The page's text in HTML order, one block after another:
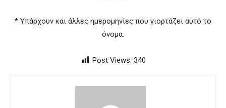
* Υπάρχουν και άλλες ημερομηνίες που γιορτάζει αυτό το
όνομα.
Post Views: 340